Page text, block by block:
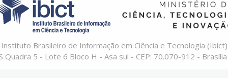
Instituto Brasileiro de Informação em Ciência e Tecnologia (Ibict)
Quadra 5 - Lote 6 Bloco H - Asa sul - CEP: 70.070-912 -